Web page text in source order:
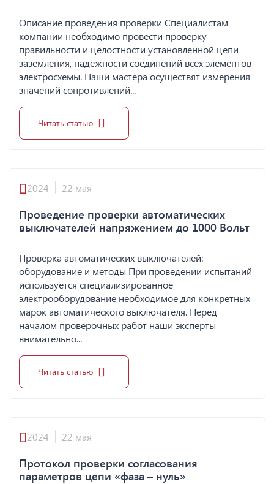
Описание проведения проверки Специалистам
компании необходимо провести проверку
правильности и целостности установленной цепи
заземления, надежности соединений всех элементов
электросхемы. Наши мастера осуществят измерения
значений сопротивлений...
Читать статью
2024 22 мая
Проведение проверки автоматических
выключателей напряжением до 1000 Вольт
Проверка автоматических выключателей:
оборудование и методы При проведении испытаний
используется специализированное
электрооборудование необходимое для конкретных
марок автоматического выключателя. Перед
началом проверочных работ наши эксперты
внимательно...
Читать статью
2024 22 мая
Протокол проверки согласования
параметров цепи «фаза – нуль»